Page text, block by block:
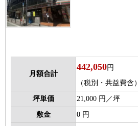
月額合計
442,050円
（税別・共益費含）
坪単価 21,000 円／坪
敷金 0 円